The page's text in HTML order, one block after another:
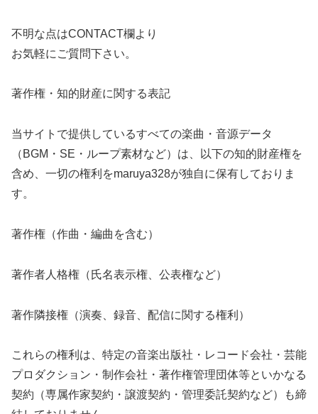
不明な点はCONTACT欄より
お気軽にご質問下さい。
著作権・知的財産に関する表記
当サイトで提供しているすべての楽曲・音源データ
（BGM・SE・ループ素材など）は、以下の知的財産権を
含め、一切の権利をmaruya328が独自に保有しておりま
す。
著作権（作曲・編曲を含む）
著作者人格権（氏名表示権、公表権など）
著作隣接権（演奏、録音、配信に関する権利）
これらの権利は、特定の音楽出版社・レコード会社・芸能
プロダクション・制作会社・著作権管理団体等といかなる
契約（専属作家契約・譲渡契約・管理委託契約など）も締